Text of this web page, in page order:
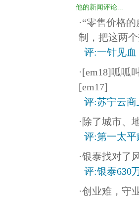
他的新闻评论...
·“零售价格
制，把这两
评:一针见
·[em18]呱呱
[em17]
评:苏宁云
·除了城市、
评:第一太
·银泰找对了
评:银泰630
·创业难，守